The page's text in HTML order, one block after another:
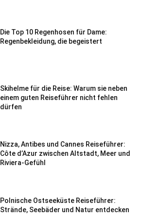
Die Top 10 Regenhosen für Dame:
Regenbekleidung, die begeistert
Skihelme für die Reise: Warum sie neben
einem guten Reiseführer nicht fehlen
dürfen
Nizza, Antibes und Cannes Reiseführer:
Côte d’Azur zwischen Altstadt, Meer und
Riviera-Gefühl
Polnische Ostseeküste Reiseführer:
Strände, Seebäder und Natur entdecken